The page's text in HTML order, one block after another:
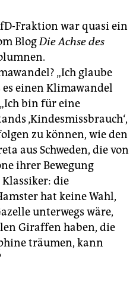
Fraktion war quasi ein
BlogDie Achse des
„Ich glaube
einen Klimawandel
„Ich bin für eine
‚Kindesmissbrauch‘,
zu können, wie den
aus Schweden, die von
ihrer Bewegung
die
hat keine Wahl,
unterwegs wäre,
Giraffen haben, die
träumen, kann